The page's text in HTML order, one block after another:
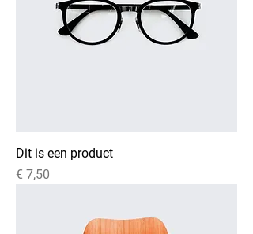
Dit is een product
Prijs
€ 7,50